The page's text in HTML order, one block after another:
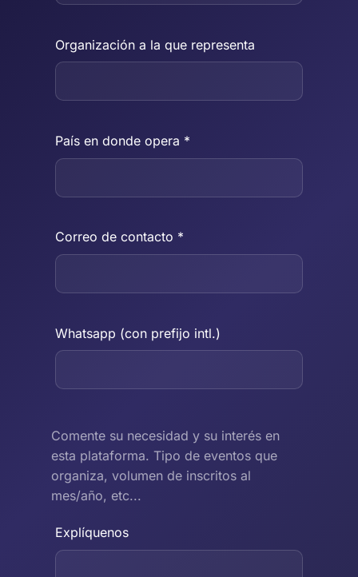
Organización a la que representa
País en donde opera *
Correo de contacto *
Whatsapp (con prefijo intl.)
Comente su necesidad y su interés en
esta plataforma. Tipo de eventos que
organiza, volumen de inscritos al
mes/año, etc...
Explíquenos